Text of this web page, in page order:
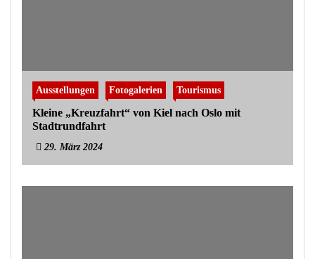
Ausstellungen Fotogalerien Tourismus
Kleine „Kreuzfahrt“ von Kiel nach Oslo mit
Stadtrundfahrt
29. März 2024